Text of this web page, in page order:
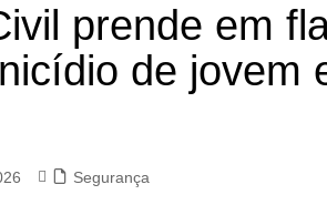
prende em
de jovem
Segurança